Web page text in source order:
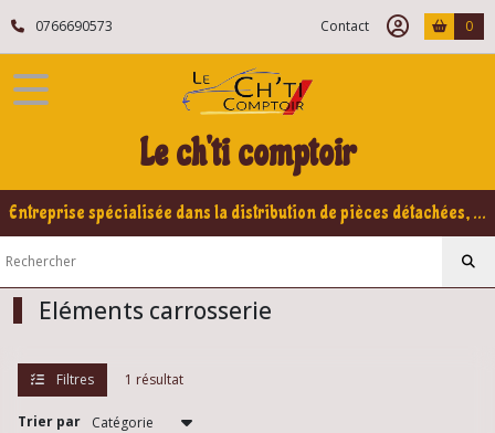
0766690573 Contact 0
Le ch'ti comptoir
Entreprise spécialisée dans la distribution de pièces détachées, refabrication pour voitures Yountimers Peugeot 205 GTI, 309 GTI - GTI16
Eléments carrosserie
Filtres 1 résultat
Trier par
Fermer
FILTRES
Peugeot
206
Eléments
pose
vitrage
206
(1)